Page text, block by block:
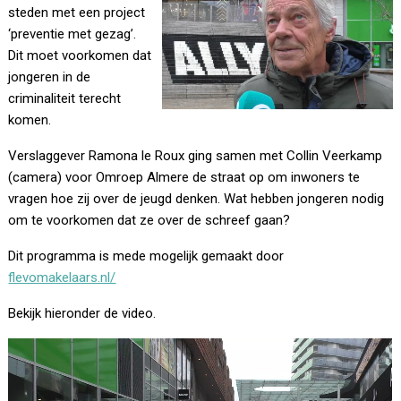
steden met een project
‘preventie met gezag’.
Dit moet voorkomen dat
jongeren in de
criminaliteit terecht
komen.
Verslaggever Ramona le Roux ging samen met Collin Veerkamp
(camera) voor Omroep Almere de straat op om inwoners te
vragen hoe zij over de jeugd denken. Wat hebben jongeren nodig
om te voorkomen dat ze over de schreef gaan?
Dit programma is mede mogelijk gemaakt door
flevomakelaars.nl/
Bekijk hieronder de video.